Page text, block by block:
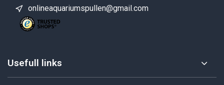
onlineaquariumspullen@gmail.com
Usefull links